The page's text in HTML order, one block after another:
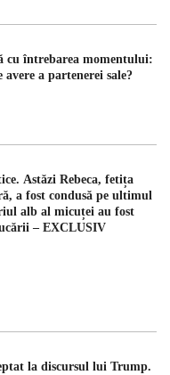
cu întrebarea momentului:
a partenerei sale?
Astăzi Rebeca, fetița
a fost condusă pe ultimul
alb al micuței au fost
– EXCLUSIV
la discursul lui Trump.